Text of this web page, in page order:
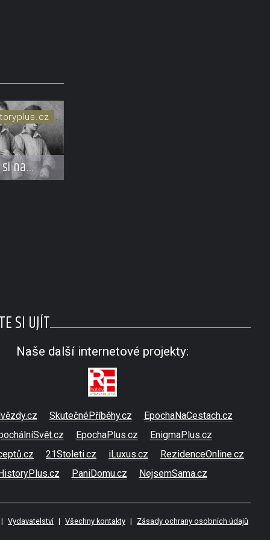
na
SI UJÍT
Naše další internetové projekty:
SkutečnéPříběhy.cz
EpochaNaCestach.cz
EpochaPlus.cz
EnigmaPlus.cz
21Stoleti.cz iLuxus.cz
RezidenceOnline.cz
PaniDomu.cz NejsemSama.cz
| Vydavatelství | Všechny kontakty | Zásady ochrany osobních údajů